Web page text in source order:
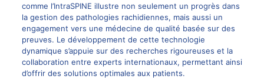
comme l’IntraSPINE illustre non seulement un progrès dans
la gestion des pathologies rachidiennes, mais aussi un
engagement vers une médecine de qualité basée sur des
preuves. Le développement de cette technologie
dynamique s’appuie sur des recherches rigoureuses et la
collaboration entre experts internationaux, permettant ainsi
d’offrir des solutions optimales aux patients.